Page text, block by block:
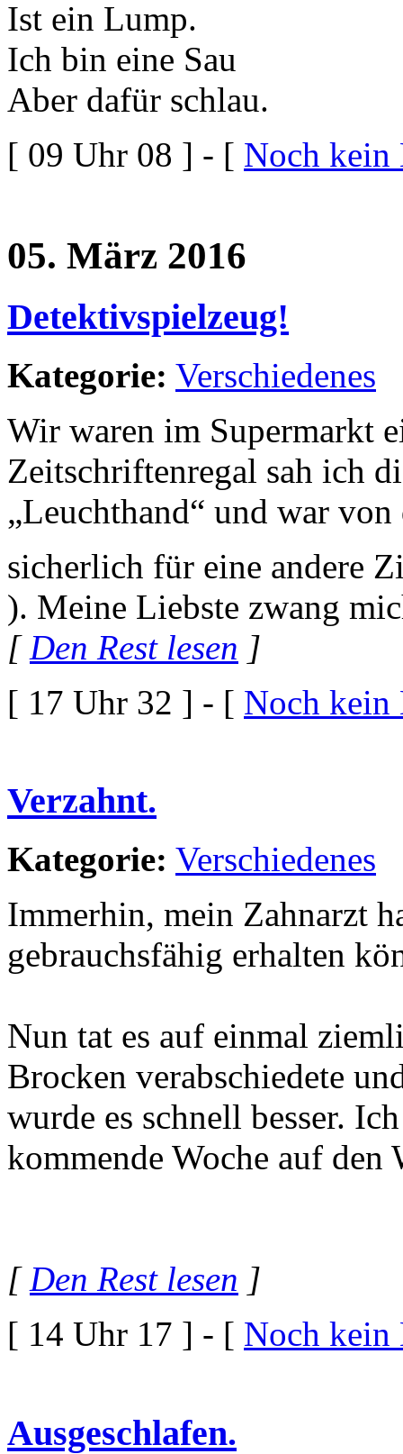
Ist ein Lump.
Ich bin eine Sau
Aber dafür schlau.
[ 09 Uhr 08 ] - [ Noch kein
05. März 2016
Detektivspielzeug!
Kategorie: Verschiedenes
Wir waren im Supermarkt
Zeitschriftenregal sah ich
„Leuchthand“ und war
sicherlich für eine andere
). Meine Liebste zwang
[ Den Rest lesen ]
[ 17 Uhr 32 ] - [ Noch kein
Verzahnt.
Kategorie: Verschiedenes
Immerhin, mein Zahnarzt
gebrauchsfähig erhalten
Nun tat es auf einmal
Brocken verabschiedete
wurde es schnell besser.
kommende Woche auf den
[Den Rest lesen ]
[ 14 Uhr 17 ] - [ Noch kein
Ausgeschlafen.